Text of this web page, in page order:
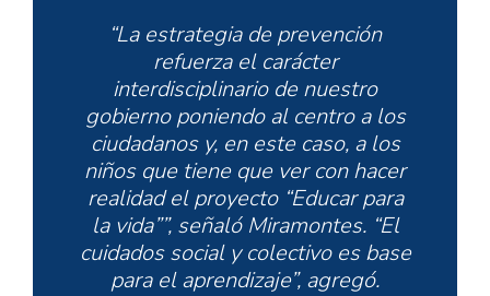
“La estrategia de prevención
refuerza el carácter
interdisciplinario de nuestro
gobierno poniendo al centro a los
ciudadanos y, en este caso, a los
niños que tiene que ver con hacer
realidad el proyecto “Educar para
la vida””, señaló Miramontes. “El
cuidados social y colectivo es base
para el aprendizaje”, agregó.